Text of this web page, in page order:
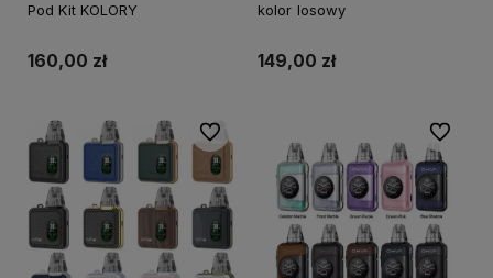
Pod Kit KOLORY
160,00 zł
kolor losowy
149,00 zł
Do ulubionych Do